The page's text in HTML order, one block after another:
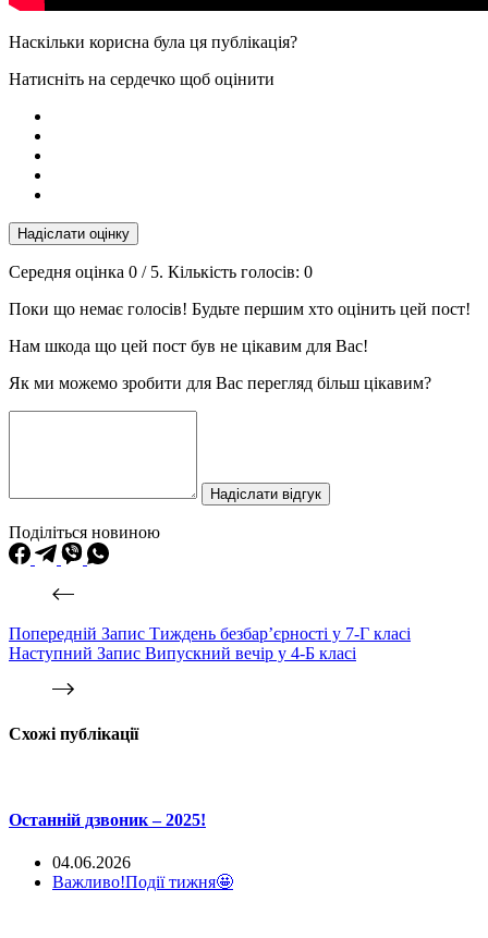
Наскільки корисна була ця публікація?
Натисніть на сердечко щоб оцінити
Надіслати оцінку
Середня оцінка 0 / 5. Кількість голосів: 0
Поки що немає голосів! Будьте першим хто оцінить цей пост!
Нам шкода що цей пост був не цікавим для Вас!
Як ми можемо зробити для Вас перегляд більш цікавим?
Надіслати відгук
Поділіться новиною
Попередній Запис Тиждень безбар’єрності у 7-Г класі
Наступний Запис Випускний вечір у 4-Б класі
Схожі публікації
Останній дзвоник – 2025!
04.06.2026
Важливо!Події тижня🤩